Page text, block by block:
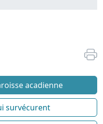
acadienne
survécurent